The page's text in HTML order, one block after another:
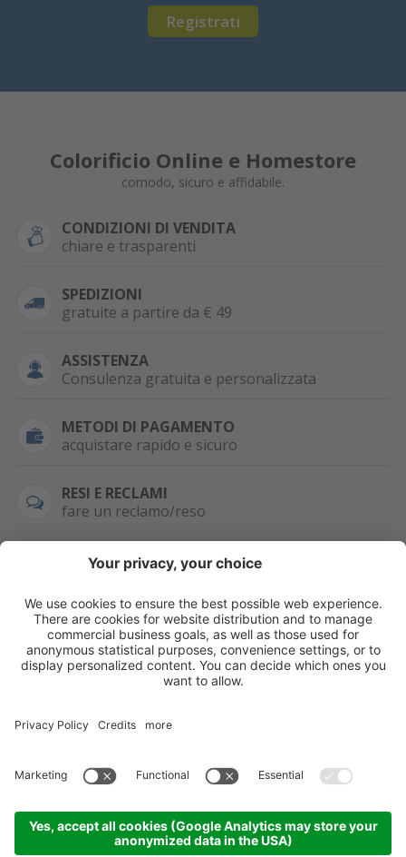
Registrati
Colorificio Online e Homestore
comodo, sicuro e affidabile.
CONDIZIONI DI VENDITA
chiare e trasparenti
SPEDIZIONI
gratuite a partire da € 49
ASSISTENZA
Consulenza gratuita e personalizzata
METODI DI PAGAMENTO
acquistare rapido e sicuro
RESI E RECLAMI
fare un reclamo/reso
SEMPRE DISPONIBILE
0471 506798
WHATSAPP
+39 376 2951129
Credits
Sitemap Informativa privacy
Impostazioni cookie
Partner
Come arrivare
HAI LA PARTITA
IVA?
Per ordini, offerte,
prezzi speciali e
ulteriori articoli